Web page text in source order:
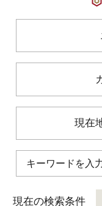
加賀に泊まっ
ご当地グルメ
現在
現在の検索条件